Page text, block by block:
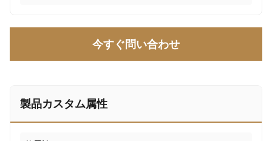
今すぐ問い合わせ
製品カスタム属性